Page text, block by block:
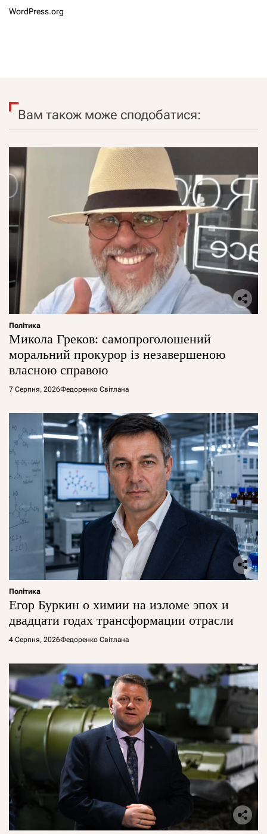
WordPress.org
Вам також може сподобатися:
Політика
Микола Греков: самопроголошений
моральний прокурор із незавершеною
власною справою
7 Серпня, 2026Федоренко Світлана
Політика
Егор Буркин о химии на изломе эпох и
двадцати годах трансформации отрасли
4 Серпня, 2026Федоренко Світлана